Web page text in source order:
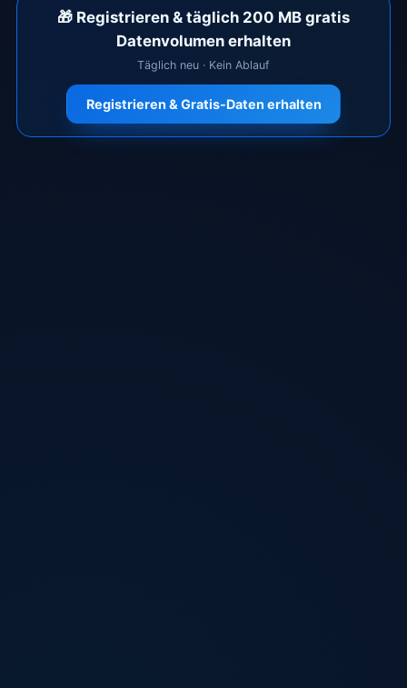
🎁 Registrieren & täglich 200 MB gratis
Datenvolumen erhalten
Täglich neu · Kein Ablauf
Registrieren & Gratis-Daten erhalten